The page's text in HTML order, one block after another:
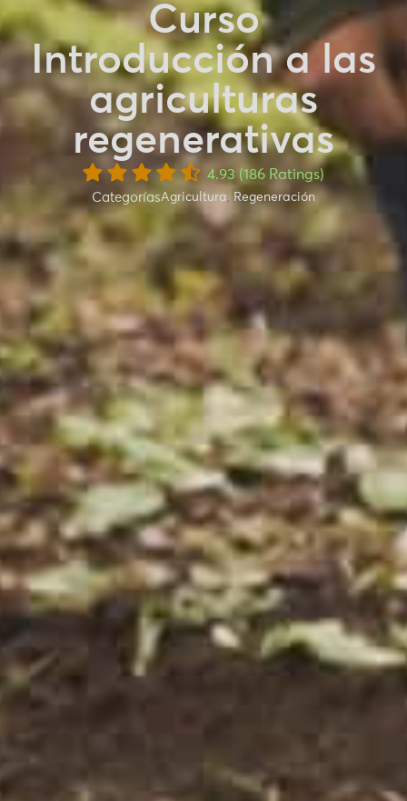
Curso
Introducción a las
agriculturas
regenerativas
4.93 (186 Ratings)
CategoríasAgricultura, Regeneración